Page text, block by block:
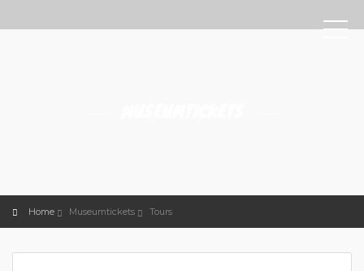
Home Museumtickets Tours